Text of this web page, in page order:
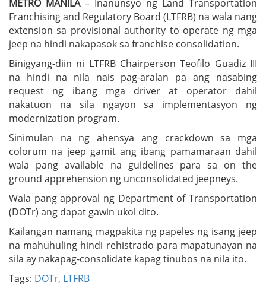
METRO MANILA– Inanunsyo ng Land Transportation
Franchising and Regulatory Board (LTFRB) na wala nang
extension sa provisional authority to operate ng mga
jeep na hindi nakapasok sa franchise consolidation.
Binigyang-diin ni LTFRB Chairperson Teofilo Guadiz III
na hindi na nila nais pag-aralan pa ang nasabing
request ng ibang mga driver at operator dahil
nakatuon na sila ngayon sa implementasyon ng
modernization program.
Sinimulan na ng ahensya ang crackdown sa mga
colorum na jeep gamit ang ibang pamamaraan dahil
wala pang available na guidelines para sa on the
ground apprehension ng unconsolidated jeepneys.
Wala pang approval ng Department of Transportation
(DOTr) ang dapat gawin ukol dito.
Kailangan namang magpakita ng papeles ng isang jeep
na mahuhuling hindi rehistrado para mapatunayan na
sila ay nakapag-consolidate kapag tinubos na nila ito.
Tags: DOTr, LTFRB